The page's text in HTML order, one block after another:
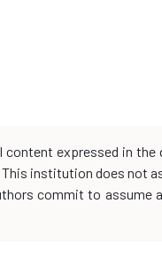
content expressed in
institution does not
commit to